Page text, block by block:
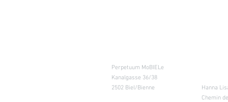
Perpetuum MoBIELe
Kanalgasse 36/38
2502 Biel/Bienne
Hanna
Chemin